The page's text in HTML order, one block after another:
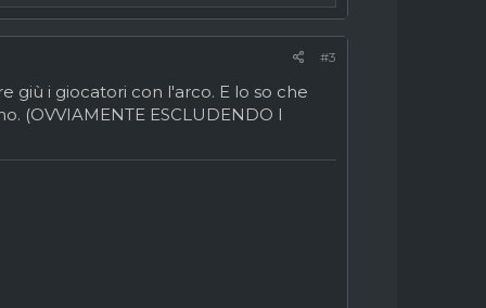
#3
giù i giocatori con l'arco. E lo so che
(OVVIAMENTE ESCLUDENDO I